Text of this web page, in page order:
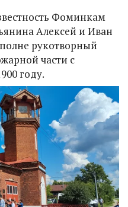
Фоминкам
Алексей и Иван
рукотворный
части с
году.